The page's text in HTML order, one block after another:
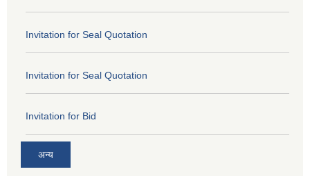
Invitation for Seal Quotation
Invitation for Seal Quotation
Invitation for Bid
अन्य